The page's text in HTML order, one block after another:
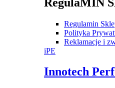
Regulamin
Polityka
Reklamacje i
iPE
Innotech